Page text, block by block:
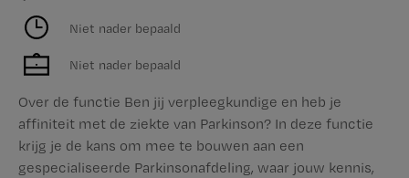
Niet nader bepaald
Niet nader bepaald
Over de functie Ben jij verpleegkundige en heb je
affiniteit met de ziekte van Parkinson? In deze functie
krijg je de kans om mee te bouwen aan een
gespecialiseerde Parkinsonafdeling, waar jouw kennis,